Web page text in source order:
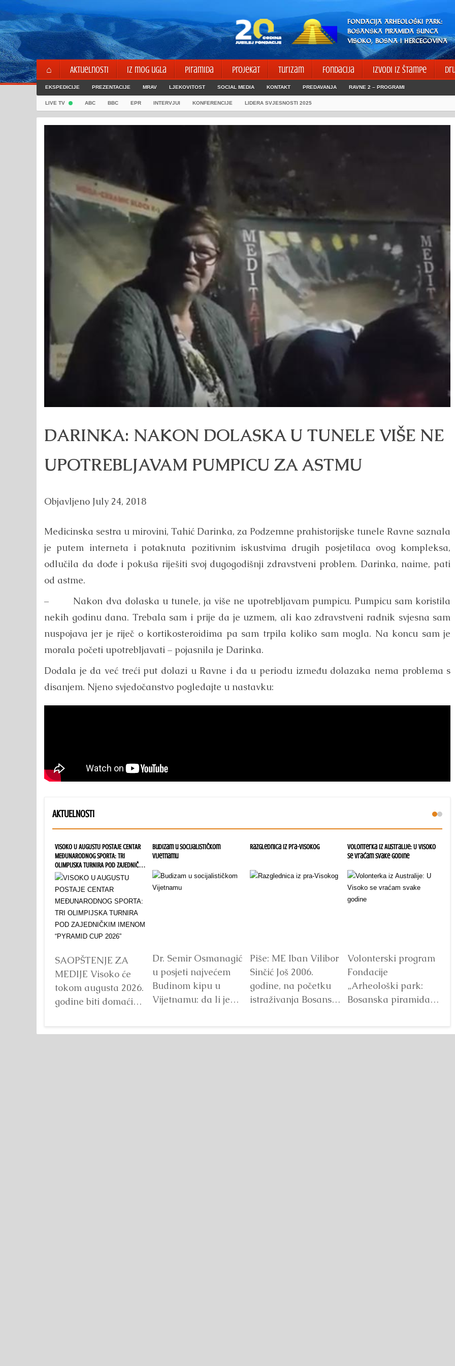
Skip
to
content
FONDACIJA ARHEOLOŠKI PARK:
BOSANSKA PIRAMIDA SUNCA
VISOKO, BOSNA I HERCEGOVINA
⌂ Aktuelnosti Iz mog ugla Piramida Projekat Turizam Fondacija Izvodi iz štampe
EKSPEDICIJE PREZENTACIJE MRAV LJEKOVITOST SOCIAL MEDIA KONTAKT PREDAVANJA RAVNE 2 – PROGRAMI
LIVE TV ABC BBC EPR INTERVJUI KONFERENCIJE LIDERA SVJESNOSTI 2025
DARINKA: NAKON DOLASKA U TUNELE VIŠE NE
UPOTREBLJAVAM PUMPICU ZA ASTMU
Objavljeno July 24, 2018
Medicinska sestra u mirovini, Tahić Darinka, za Podzemne prahistorijske tunele Ravne saznala
je putem interneta i potaknuta pozitivnim iskustvima drugih posjetilaca ovog kompleksa,
odlučila da dođe i pokuša riješiti svoj dugogodišnji zdravstveni problem. Darinka, naime, pati
od astme.
– Nakon dva dolaska u tunele, ja više ne upotrebljavam pumpicu. Pumpicu sam koristila
nekih godinu dana. Trebala sam i prije da je uzmem, ali kao zdravstveni radnik svjesna sam
nuspojava jer je riječ o kortikosteroidima pa sam trpila koliko sam mogla. Na koncu sam je
morala početi upotrebljavati – pojasnila je Darinka.
Dodala je da već treći put dolazi u Ravne i da u periodu između dolazaka nema problema s
disanjem. Njeno svjedočanstvo pogledajte u nastavku:
AKTUELNOSTI
VISOKO U AUGUSTU POSTAJE CENTAR
MEĐUNARODNOG SPORTA: TRI
OLIMPIJSKA TURNIRA POD ZAJEDNIČKIM
IMENOM “PYRAMID CUP 2026”
SAOPŠTENJE ZA
MEDIJE Visoko će
tokom augusta 2026.
godine biti domaćin
Budizam u socijalističkom
Vijetnamu
Dr. Semir Osmanagić
u posjeti najvećem
Budinom kipu u
Vijetnamu: da li je
Razglednica iz pra-Visokog
Piše: ME Iban Vilibor
Sinčić Još 2006.
godine, na početku
istraživanja Bosanske
Volonterka iz Australije: U Visoko
se vraćam svake godine
Volonterski program
Fondacije
„Arheološki park:
Bosanska piramida